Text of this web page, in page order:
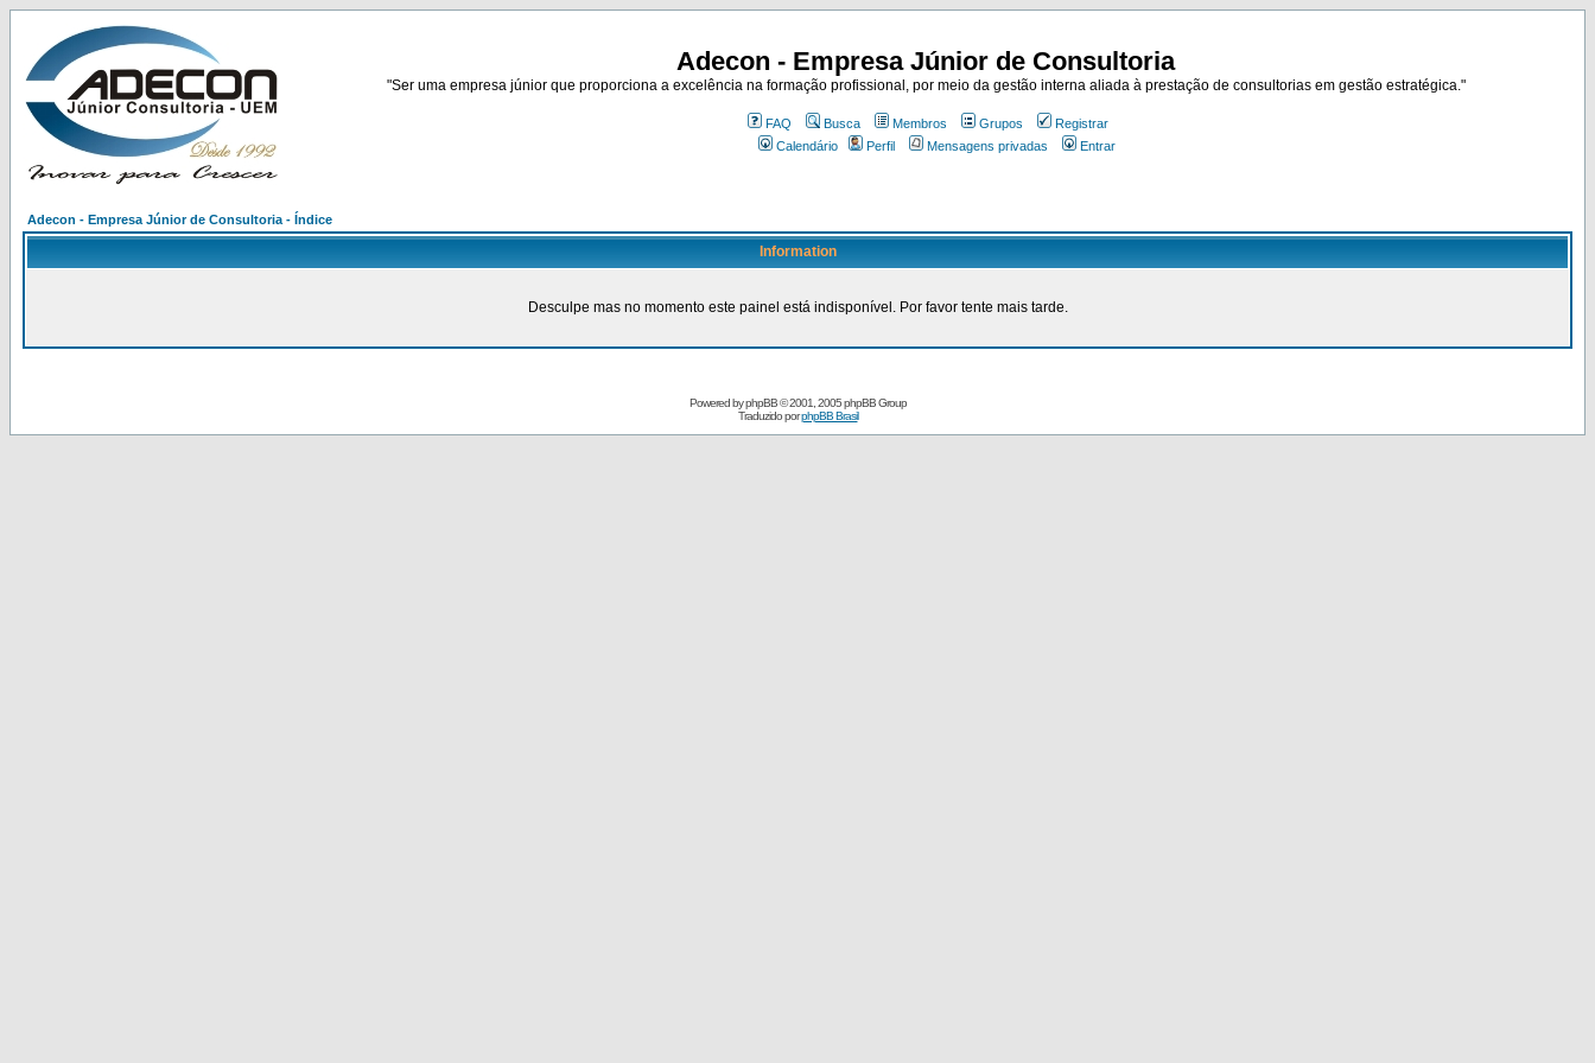
Adecon - Empresa Júnior de Consultoria
"Ser uma empresa júnior que proporciona a excelência na formação profissional, por meio da gestão interna aliada à prestação de consultorias em gestão estratégica."
FAQ Busca Membros Grupos
Registrar
Calendário
Perfil Mensagens privadas Entrar
Adecon - Empresa Júnior de Consultoria - Índice
Information
Desculpe mas no momento este painel está indisponível. Por favor tente mais tarde.
Powered byphpBB© 2001, 2005 phpBB Group
Traduzido porphpBB Brasil